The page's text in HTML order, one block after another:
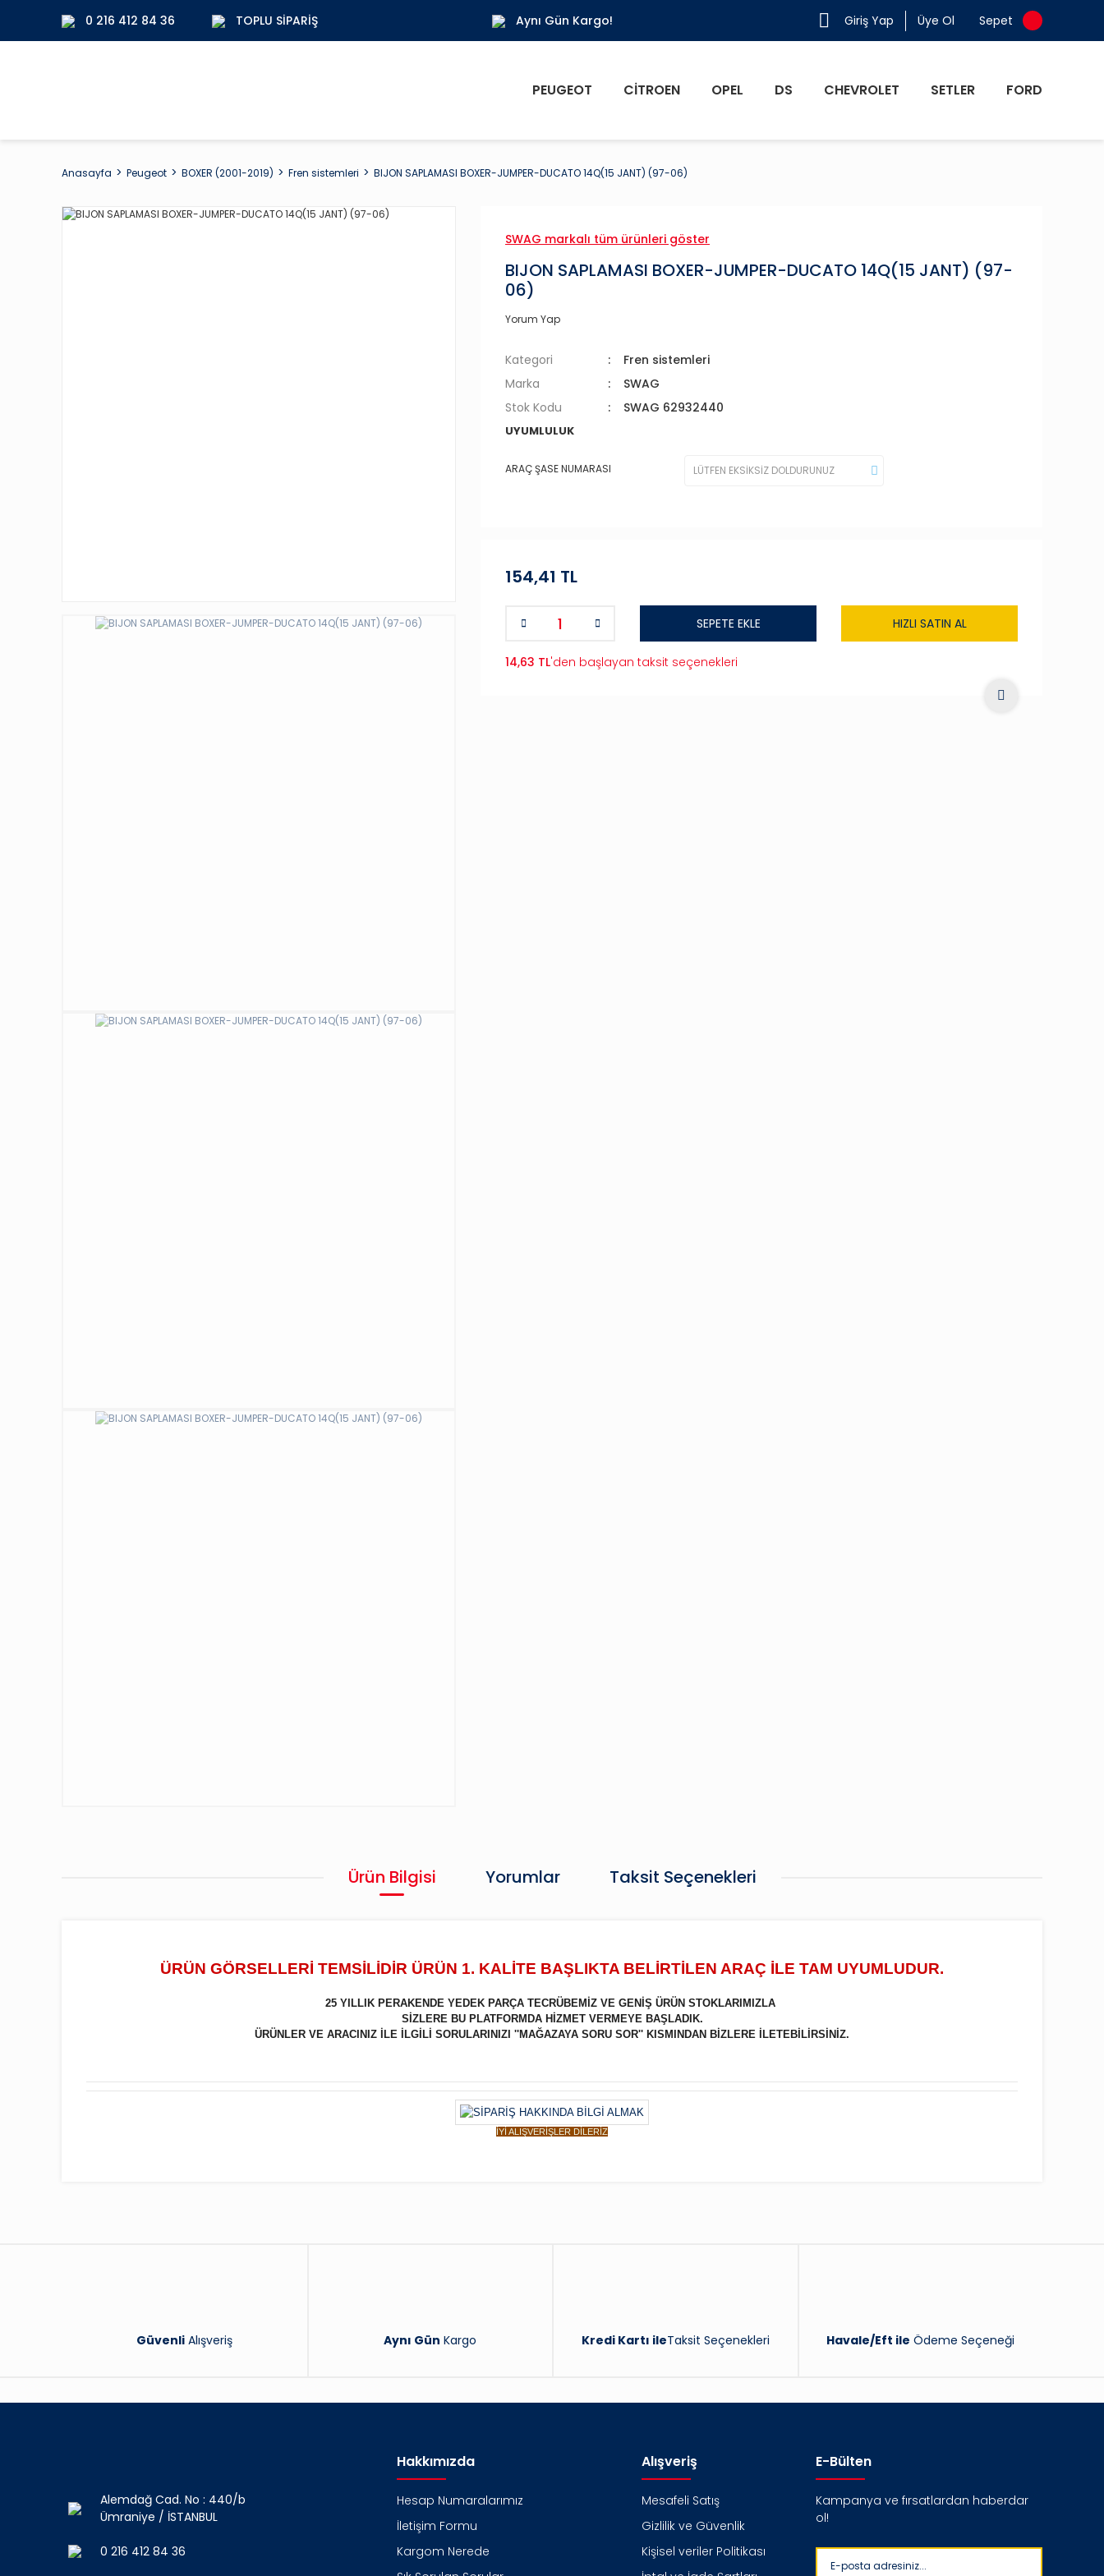
0 216 412 84 36 TOPLU SIPARIŞ Aynı Gün Kargo! Giriş Yap Üye Ol Sepet
PEUGEOT CITROEN OPEL DS CHEVROLET SETLER FORD
Anasayfa Peugeot BOXER (2001-2019) Fren sistemleri BIJON SAPLAMASI BOXER-JUMPER-DUCATO 14Q(15 JANT) (97-06)
SWAG markalı tüm ürünleri göster
BIJON SAPLAMASI BOXER-JUMPER-DUCATO 14Q(15 JANT) (97-
06)
Yorum Yap
Kategori
Fren sistemleri
Marka
SWAG
Stok Kodu
SWAG 62932440
UYUMLULUK
ARAÇ ŞASE NUMARASI
154,41 TL
SEPETE EKLE HIZLI SATIN AL
14,63 TL'den başlayan taksit seçenekleri
Ürün Bilgisi Yorumlar Taksit Seçenekleri
ÜRÜN GÖRSELLERİ TEMSİLİDİR ÜRÜN 1. KALİTE BAŞLIKTA BELİRTİLEN ARAÇ İLE TAM UYUMLUDUR.
25 YILLIK PERAKENDE YEDEK PARÇA TECRÜBEMİZ VE GENİŞ ÜRÜN STOKLARIMIZLA
SİZLERE BU PLATFORMDA HİZMET VERMEYE BAŞLADIK.
ÜRÜNLER VE ARACINIZ İLE İLGİLİ SORULARINIZI ''MAĞAZAYA SORU SOR'' KISMINDAN BİZLERE İLETEBİLİRSİNİZ.
İYİ ALIŞVERİŞLER DİLERİZ
GüvenliAlışveriş Aynı Gün Kargo Kredi Kartı ileTaksit Seçenekleri Havale/Eft ile Ödeme Seçeneği
Alemdağ Cad. No : 440/b
Ümraniye / İSTANBUL
0 216 412 84 36
Hakkımızda
Hesap Numaralarımız
İletişim Formu
Kargom Nerede
Alışveriş
Mesafeli Satış
Gizlilik ve Güvenlik
Kişisel veriler Politikası
E-Bülten
Kampanya ve fırsatlardan haberdar
ol!